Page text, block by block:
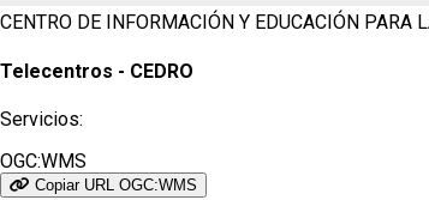
CENTRO DE INFORMACIÓN Y EDUCACIÓN PARA
Telecentros - CEDRO
Servicios:
OGC:WMS
Copiar URL OGC:WMS